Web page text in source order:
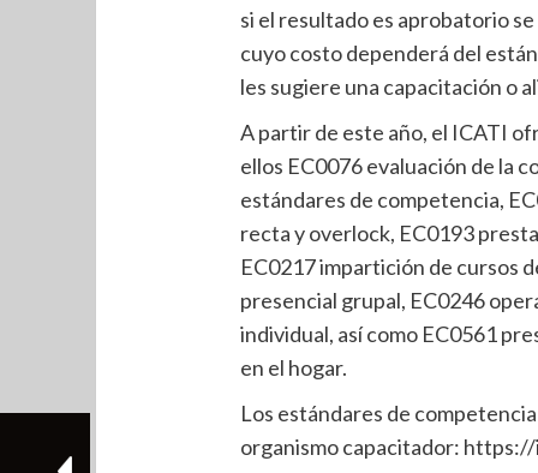
si el resultado es aprobatorio
cuyo costo dependerá del
les sugiere una capacitación o
A partir de este año, el ICATI
ellos EC0076 evaluación de la
estándares de competencia,
recta y overlock, EC0193
EC0217 impartición de cursos
presencial grupal, EC0246
individual, así como EC0561
en el hogar.
Los estándares de
organismo capacitador: